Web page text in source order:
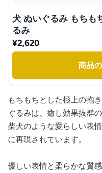
犬 ぬいぐるみ もちも
るみ
¥2,620
商品
もちもちとした極上の抱
ぐるみは、癒し効果抜群
柴犬のような愛らしい表
に再現されています。
優しい表情と柔らかな質